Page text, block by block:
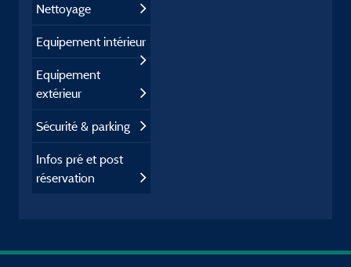
Nettoyage
Equipement intérieur
Equipement
extérieur
Sécurité & parking
Infos pré et post
réservation